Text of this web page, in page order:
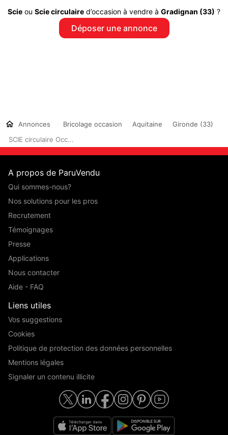
Scie ou Scie circulaire d’occasion à vendre à Gradignan (33) ?
Déposer une annonce
Annonces Bricolage occasion Aquitaine
Gironde (33)
SCIE circulaire Occ...
A propos de ParuVendu
Qui sommes-nous?
Nos solutions pour les pros
Recrutement
Témoignages
Presse
Applications
Nous contacter
Aide - FAQ
Liens utiles
Vos suggestions
Cookies
Politique de protection des données personnelles
Mentions légales
Signaler un contenu illicite